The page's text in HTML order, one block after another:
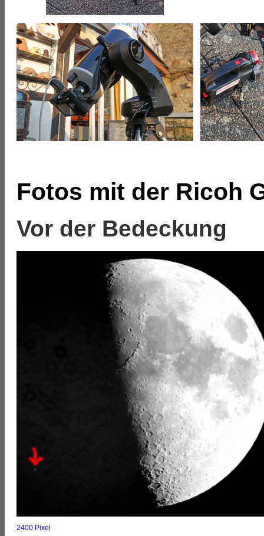
Fotos mit der Ricoh
Vor der Bedeckung
2400 Pixel